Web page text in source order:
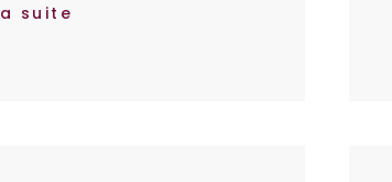
suite